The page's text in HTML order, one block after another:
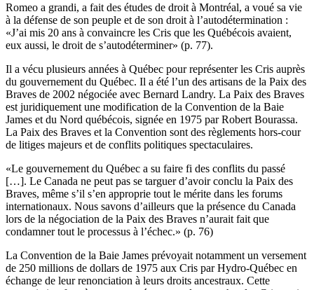
Romeo a grandi, a fait des études de droit à Montréal, a voué sa vie
à la défense de son peuple et de son droit à l’autodétermination :
«J’ai mis 20 ans à convaincre les Cris que les Québécois avaient,
eux aussi, le droit de s’autodéterminer» (p. 77).
Il a vécu plusieurs années à Québec pour représenter les Cris auprès
du gouvernement du Québec. Il a été l’un des artisans de la Paix des
Braves de 2002 négociée avec Bernard Landry. La Paix des Braves
est juridiquement une modification de la Convention de la Baie
James et du Nord québécois, signée en 1975 par Robert Bourassa.
La Paix des Braves et la Convention sont des règlements hors-cour
de litiges majeurs et de conflits politiques spectaculaires.
«Le gouvernement du Québec a su faire fi des conflits du passé
[…]. Le Canada ne peut pas se targuer d’avoir conclu la Paix des
Braves, même s’il s’en approprie tout le mérite dans les forums
internationaux. Nous savons d’ailleurs que la présence du Canada
lors de la négociation de la Paix des Braves n’aurait fait que
condamner tout le processus à l’échec.» (p. 76)
La Convention de la Baie James prévoyait notamment un versement
de 250 millions de dollars de 1975 aux Cris par Hydro-Québec en
échange de leur renonciation à leurs droits ancestraux. Cette